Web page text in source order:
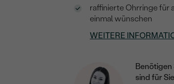
raffinierte Ohrringe für
einmal wünschen
WEITERE
Benötigen
sind für